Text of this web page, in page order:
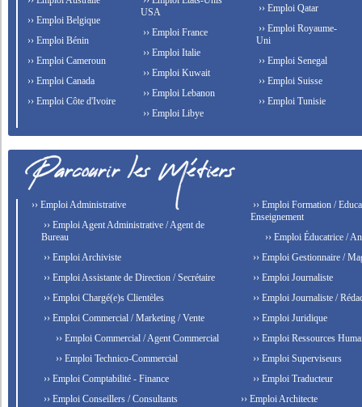
›› Emploi Belgique
›› Emploi Bénin
›› Emploi Cameroun
›› Emploi Canada
›› Emploi Côte d'Ivoire
USA
›› Emploi France
›› Emploi Italie
›› Emploi Kuwait
›› Emploi Lebanon
›› Emploi Libye
›› Emploi Qatar
›› Emploi Royaume-
Uni
›› Emploi Senegal
›› Emploi Suisse
›› Emploi Tunisie
›› Emploi Administrative
›› Emploi Agent Administrative / Agent de
Bureau
›› Emploi Archiviste
›› Emploi Assistante de Direction / Secrétaire
›› Emploi Chargé(e)s Clientèles
›› Emploi Commercial / Marketing / Vente
›› Emploi Commercial / Agent Commercial
›› Emploi Technico-Commercial
›› Emploi Comptabilité - Finance
›› Emploi Conseillers / Consultants
›› Emploi Formation /
Enseignement
›› Emploi Éducatrice /
›› Emploi Gestionnaire /
›› Emploi Journaliste
›› Emploi Journaliste /
›› Emploi Juridique
›› Emploi Ressources
›› Emploi Superviseurs
›› Emploi Traducteur
›› Emploi Architecte